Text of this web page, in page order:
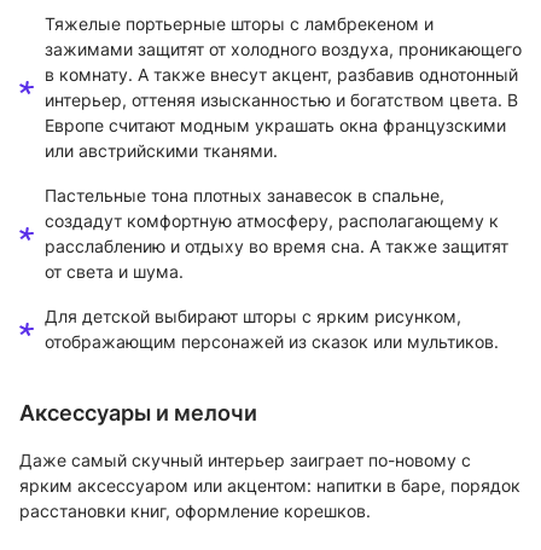
Тяжелые портьерные шторы с ламбрекеном и
зажимами защитят от холодного воздуха, проникающего
в комнату. А также внесут акцент, разбавив однотонный
интерьер, оттеняя изысканностью и богатством цвета. В
Европе считают модным украшать окна французскими
или австрийскими тканями.
Пастельные тона плотных занавесок в спальне,
создадут комфортную атмосферу, располагающему к
расслаблению и отдыху во время сна. А также защитят
от света и шума.
Для детской выбирают шторы с ярким рисунком,
отображающим персонажей из сказок или мультиков.
Аксессуары и мелочи
Даже самый скучный интерьер заиграет по-новому с
ярким аксессуаром или акцентом: напитки в баре, порядок
расстановки книг, оформление корешков.